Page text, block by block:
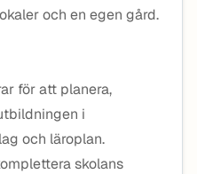
och en egen gård.
för att planera,
i
och läroplan.
skolans